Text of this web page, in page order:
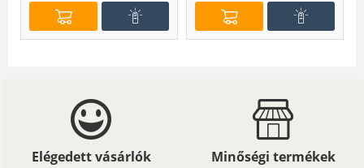
Elégedett vásárlók Minőségi termékek